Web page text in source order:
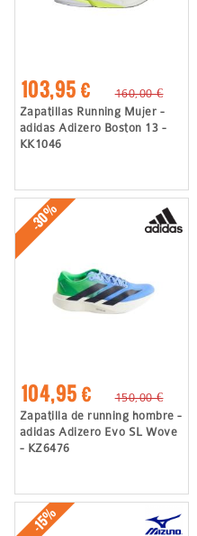
103,95 €
160,00 €
Zapatillas Running Mujer -
adidas Adizero Boston 13 -
KK1046
-30%
104,95 €
150,00 €
Zapatilla de running hombre -
adidas Adizero Evo SL Wove
- KZ6476
-15%